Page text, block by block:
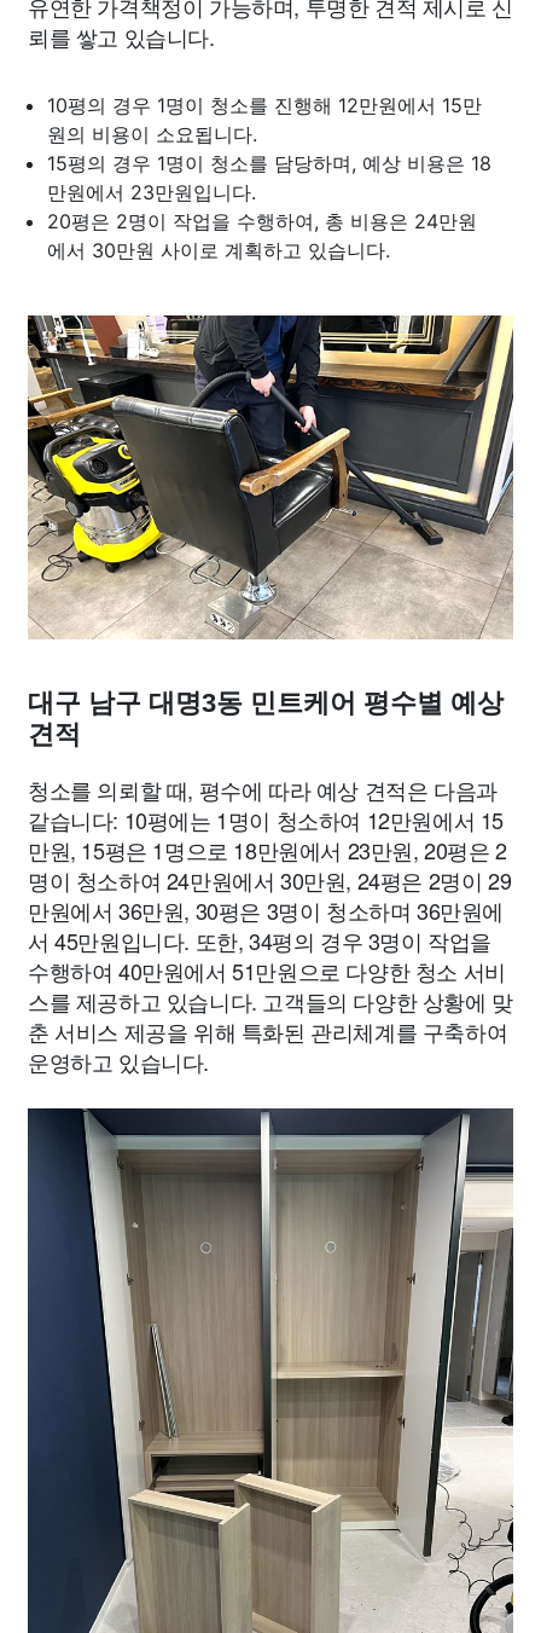
뢰를 쌓고 있습니다.
10평의 경우 1명이 청소를 진행해 12만원에서 15만
원의 비용이 소요됩니다.
15평의 경우 1명이 청소를 담당하며, 예상 비용은 18
만원에서 23만원입니다.
20평은 2명이 작업을 수행하여, 총 비용은 24만원
에서 30만원 사이로 계획하고 있습니다.
대구 남구 대명3동 민트케어 평수별 예상
견적
청소를 의뢰할 때, 평수에 따라 예상 견적은 다음과
같습니다: 10평에는 1명이 청소하여 12만원에서 15
만원, 15평은 1명으로 18만원에서 23만원, 20평은 2
명이 청소하여 24만원에서 30만원, 24평은 2명이 29
만원에서 36만원, 30평은 3명이 청소하며 36만원에
서 45만원입니다. 또한, 34평의 경우 3명이 작업을
수행하여 40만원에서 51만원으로 다양한 청소 서비
스를 제공하고 있습니다. 고객들의 다양한 상황에 맞
춘 서비스 제공을 위해 특화된 관리체계를 구축하여
운영하고 있습니다.